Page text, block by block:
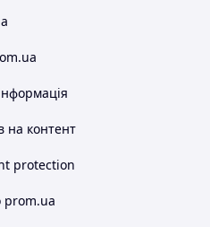
на контент
protection
prom.ua